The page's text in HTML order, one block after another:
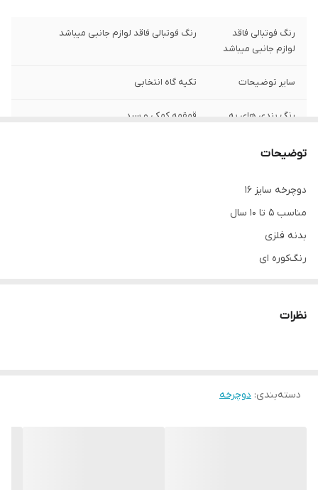
رنگ فوتبالی فاقد
لوازم جانبی میباشد
رنگ فوتبالی فاقد لوازم جانبی میباشد
سایر توضیحات تکیه گاه انتخابی
رنگ بندی های به
لوازم
قمقمه کمکی و سبد
توضیحات
دوچرخه سایز ۱۶
مناسب ۵ تا ۱۰ سال
بدنه فلزی
رنگ‌کوره ای
نظرات
دسته‌بندی: دوچرخه